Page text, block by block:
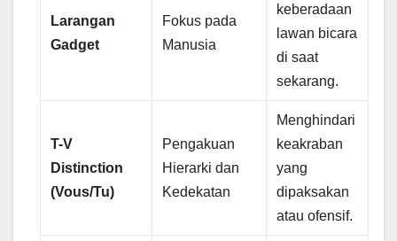
Larangan
Gadget
Fokus pada
Manusia
keberadaan
lawan bicara
di saat
sekarang.
T-V
Distinction
(Vous/Tu)
Pengakuan
Hierarki dan
Kedekatan
Menghindari
keakraban
yang
dipaksakan
atau ofensif.